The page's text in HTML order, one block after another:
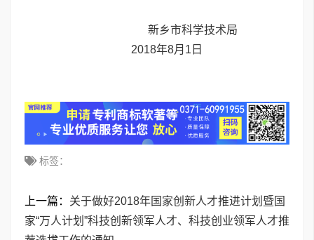
新乡市科学技术局
2018年8月1日
标签：
上一篇： 关于做好2018年国家创新人才推进计划暨国
家“万人计划”科技创新领军人才、科技创业领军人才推